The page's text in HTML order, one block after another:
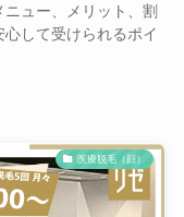
ュー、メリット、割
して受けられるポイ
医療脱毛（顔）